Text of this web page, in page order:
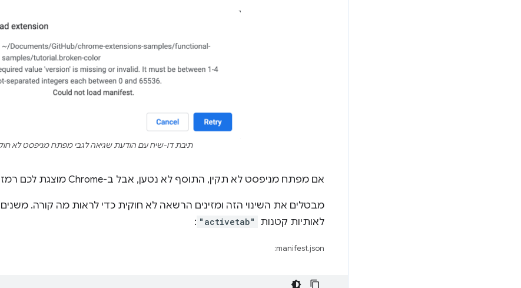
תיבת דו-שיח עם הודעת שגיאה לגבי מפתח מניפסט לא
אם מפתח מניפסט לא תקין, התוסף לא נטען, אבל ב-Chrome מוצגת לכם רמזו לפתרון הבעיה.
מבטלים את השינוי הזה ומזינים הרשאה לא חוקית כדי לראות מה קורה.
לאותיות קטנות "activetab"
:
manifest.json: